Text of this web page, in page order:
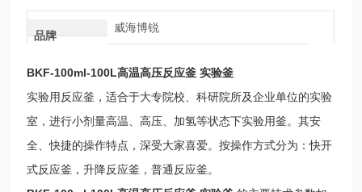
品牌
威海博锐
BKF-100ml-100L高温高压反应釜 实验釜
实验用反应釜，适合于大专院校、科研院所及企业单位的实验
室，进行小剂量高温、高压、加氢等状态下实验用釜。其安
全、快捷的操作特点，深受大家喜爱。按操作方式分为：快开
式反应釜，升降反应釜，普通反应釜。